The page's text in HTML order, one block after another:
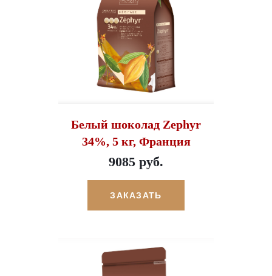
Белый шоколад Zephyr
34%, 5 кг, Франция
9085 руб.
ЗАКАЗАТЬ